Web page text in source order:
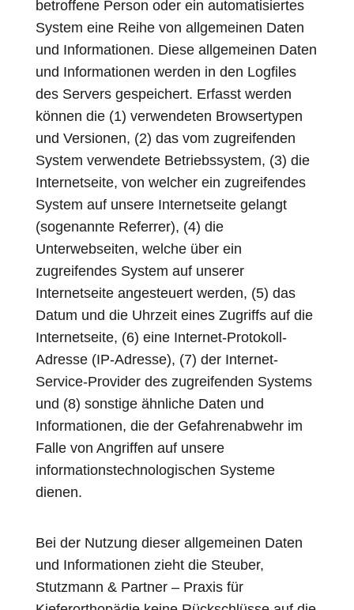
betroffene Person oder ein automatisiertes
System eine Reihe von allgemeinen Daten
und Informationen. Diese allgemeinen Daten
und Informationen werden in den Logfiles
des Servers gespeichert. Erfasst werden
können die (1) verwendeten Browsertypen
und Versionen, (2) das vom zugreifenden
System verwendete Betriebssystem, (3) die
Internetseite, von welcher ein zugreifendes
System auf unsere Internetseite gelangt
(sogenannte Referrer), (4) die
Unterwebseiten, welche über ein
zugreifendes System auf unserer
Internetseite angesteuert werden, (5) das
Datum und die Uhrzeit eines Zugriffs auf die
Internetseite, (6) eine Internet-Protokoll-
Adresse (IP-Adresse), (7) der Internet-
Service-Provider des zugreifenden Systems
und (8) sonstige ähnliche Daten und
Informationen, die der Gefahrenabwehr im
Falle von Angriffen auf unsere
informationstechnologischen Systeme
dienen.
Bei der Nutzung dieser allgemeinen Daten
und Informationen zieht die Steuber,
Stutzmann & Partner – Praxis für